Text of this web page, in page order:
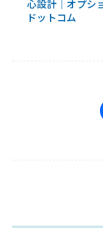
心設計｜オプシ
ドットコム